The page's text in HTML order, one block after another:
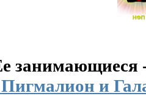
занимающиеся
и